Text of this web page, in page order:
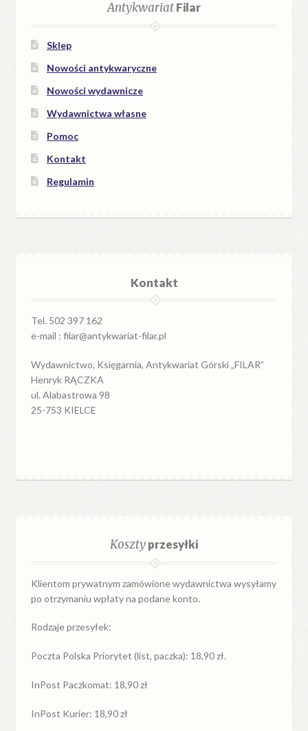
AntykwariatFilar
Sklep
Nowości antykwaryczne
Nowości wydawnicze
Wydawnictwa własne
Pomoc
Kontakt
Regulamin
Kontakt
Tel. 502 397 162
e-mail : filar@antykwariat-filar.pl
Wydawnictwo, Księgarnia, Antykwariat Górski „FILAR”
Henryk RĄCZKA
ul. Alabastrowa 98
25-753 KIELCE
Kosztyprzesyłki
Klientom prywatnym zamówione wydawnictwa wysyłamy
po otrzymaniu wpłaty na podane konto.
Rodzaje przesyłek:
Poczta Polska Priorytet (list, paczka): 18,90 zł.
InPost Paczkomat: 18,90 zł
InPost Kurier: 18,90 zł